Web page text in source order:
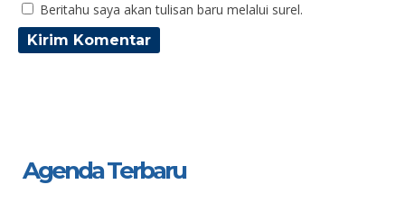
Beritahu saya akan tulisan baru melalui surel.
Agenda Terbaru